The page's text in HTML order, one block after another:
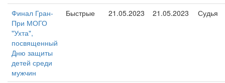
Финал Гран-
При МОГО
"Ухта",
посвященный
Дню защиты
детей среди
мужчин
Быстрые 21.05.2023 21.05.2023 Судья